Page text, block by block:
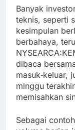
Banyak
teknis, seperti
kesimpulan
berbahaya,
dibaca
masuk‑keluar,
minggu
memisahkan
Sebagai